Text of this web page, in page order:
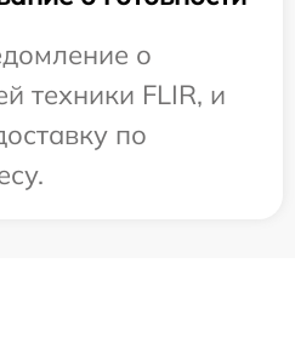
о
техники FLIR, и
по